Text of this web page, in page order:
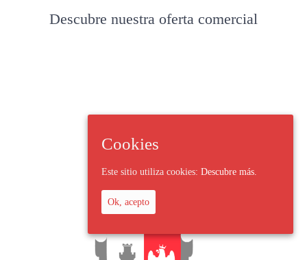
Descubre nuestra oferta comercial
Cookies
Este sitio utiliza cookies: Descubre más.
Ok, acepto